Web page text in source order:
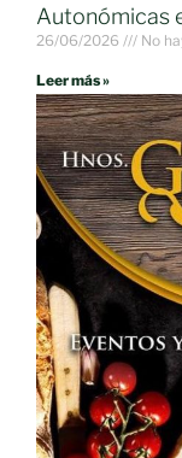
Autonómicas
26/06/2026 No
Leer más »